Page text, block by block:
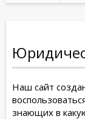
Наш сайт
знающих в